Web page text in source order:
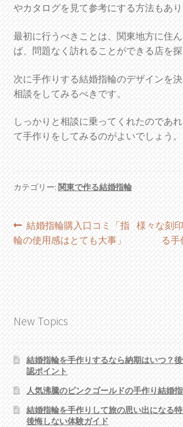
やカタログを見て参考にする方法もあ
最初に行うべきことは、関東地方に住
ば、問題なく訪れることができる店を
次に手作りする結婚指輪のデザインを
相談をしてみるべきです。
しっかりと相談に乗ってくれたのであ
て手作りをしてみるのがよいでしょう。
カテゴリー:関東で作る結婚指輪
投
稿
ナ
ビ
ゲ
ー
シ
ョ
ン
過
去
の
投
稿:
結婚指輪購入口コミ「指
輪の使用感はとても大事」
次
の
投
稿:
様々な刻
る手
New Topics
結婚指輪を手作りするなら納期はいつ？
認ポイント
人気沸騰のピンクゴールドの手作り結婚
結婚指輪を手作りして旅の思い出になる
後悔しない体験ガイド